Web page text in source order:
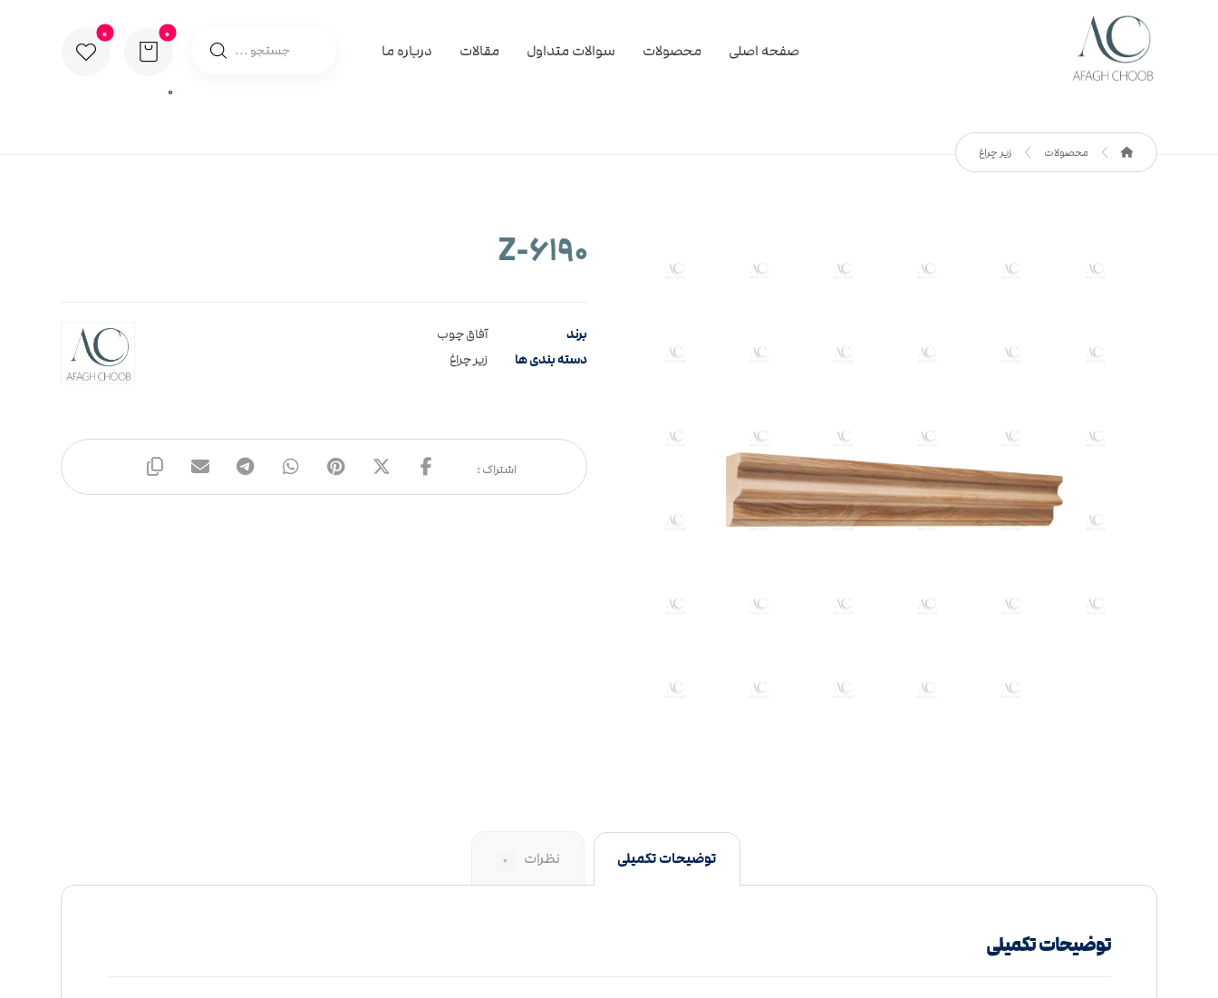
0
صفحه اصلی محصولات سوالات متداول مقالات درباره ما
محصولات زیر چراغ
۶۱۹۰-Z
برند آفاق چوب
دسته بندی ها زیر چراغ
توضیحات تکمیلی نظرات ۰
توضیحات تکمیلی